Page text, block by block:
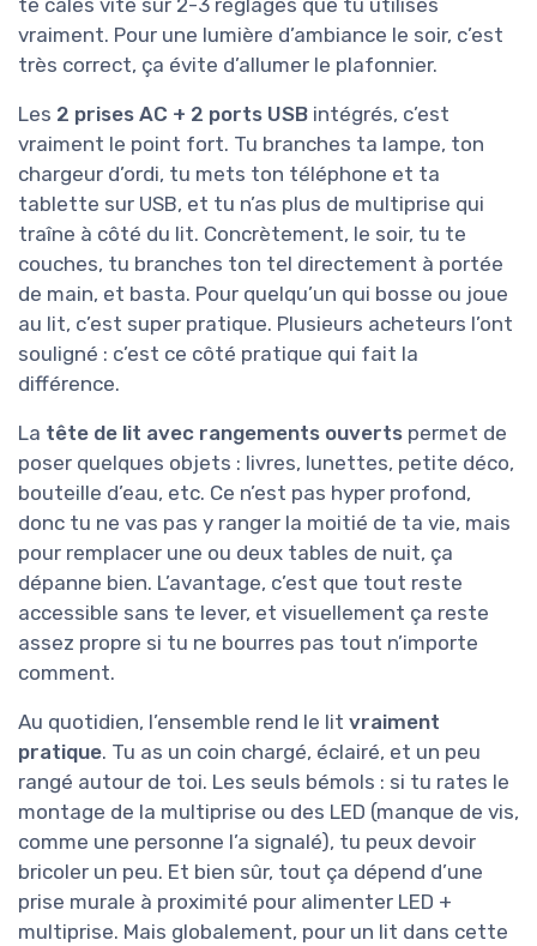
te cales vite sur 2-3 réglages que tu utilises
vraiment. Pour une lumière d’ambiance le soir, c’est
très correct, ça évite d’allumer le plafonnier.
Les 2 prises AC + 2 ports USB intégrés, c’est
vraiment le point fort. Tu branches ta lampe, ton
chargeur d’ordi, tu mets ton téléphone et ta
tablette sur USB, et tu n’as plus de multiprise qui
traîne à côté du lit. Concrètement, le soir, tu te
couches, tu branches ton tel directement à portée
de main, et basta. Pour quelqu’un qui bosse ou joue
au lit, c’est super pratique. Plusieurs acheteurs l’ont
souligné : c’est ce côté pratique qui fait la
différence.
La tête de lit avec rangements ouverts permet de
poser quelques objets : livres, lunettes, petite déco,
bouteille d’eau, etc. Ce n’est pas hyper profond,
donc tu ne vas pas y ranger la moitié de ta vie, mais
pour remplacer une ou deux tables de nuit, ça
dépanne bien. L’avantage, c’est que tout reste
accessible sans te lever, et visuellement ça reste
assez propre si tu ne bourres pas tout n’importe
comment.
Au quotidien, l’ensemble rend le lit vraiment
pratique. Tu as un coin chargé, éclairé, et un peu
rangé autour de toi. Les seuls bémols : si tu rates le
montage de la multiprise ou des LED (manque de vis,
comme une personne l’a signalé), tu peux devoir
bricoler un peu. Et bien sûr, tout ça dépend d’une
prise murale à proximité pour alimenter LED +
multiprise. Mais globalement, pour un lit dans cette